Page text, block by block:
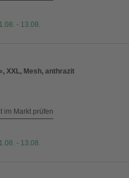
- 13.08.
XXL, Mesh, anthrazit
im Markt prüfen
- 13.08.